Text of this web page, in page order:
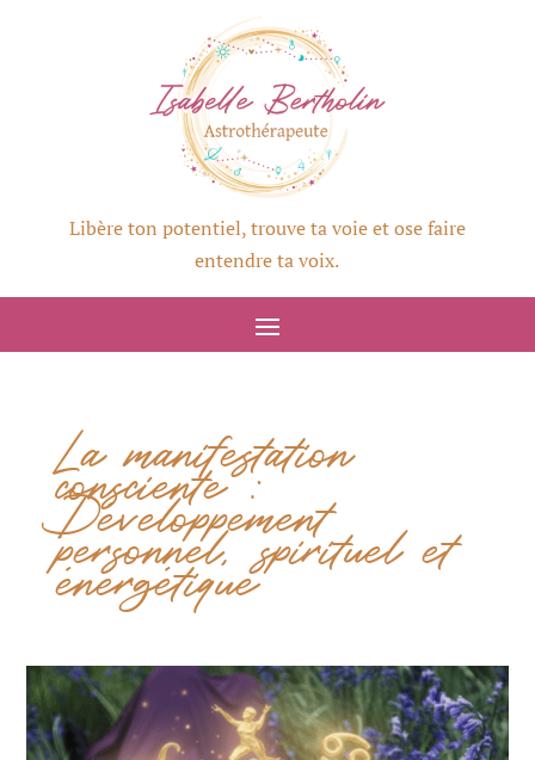
Libère ton potentiel, trouve ta voie et ose faire
entendre ta voix.
La manifestation
consciente :
Développement
personnel, spirituel et
énergétique